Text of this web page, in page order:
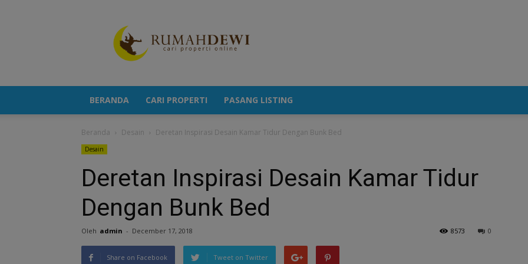
Berita
Properti
Terkini
BERANDA CARI PROPERTI PASANG LISTING
Beranda Desain Deretan Inspirasi Desain Kamar Tidur Dengan Bunk Bed
Desain
Deretan Inspirasi Desain Kamar Tidur
Dengan Bunk Bed
Oleh admin - December 17, 2018 0
8573
Share on Facebook Tweet on Twitter